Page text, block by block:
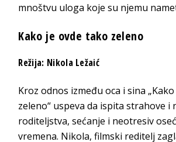
mnoštvu uloga koje su njemu
Kako je ovde tako zeleno
Režija: Nikola Ležaić
Kroz odnos između oca i sina
zeleno“ uspeva da ispita strahove i
roditeljstva, sećanje i neotresiv
vremena. Nikola, filmski reditelj